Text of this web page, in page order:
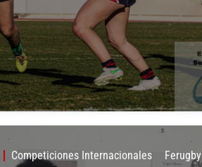
Competiciones Internacionales Ferugby